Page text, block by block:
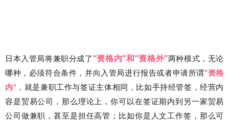
日本入管局将兼职分成了“资格内”和“资格外”两种模式，无论
哪种，必须符合条件，并向入管局进行报告或者申请所谓“资格
内” ，就是兼职工作与签证主体相同，比如手持经管签，经营内
容是贸易公司，那么理论上，你可以在签证期内到另一家贸易
公司做兼职，甚至是担任高管；比如你是人文工作签，那么可